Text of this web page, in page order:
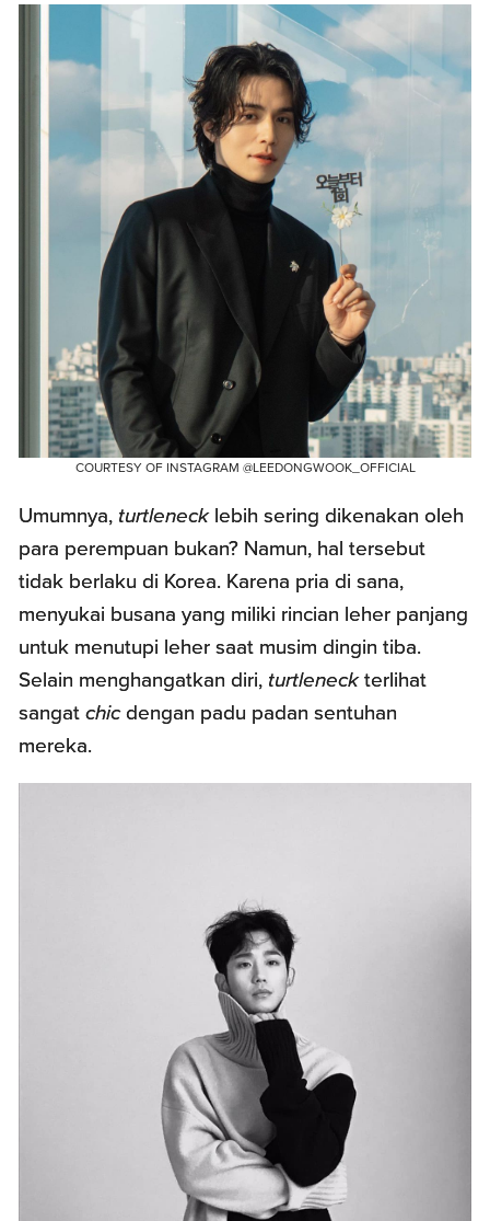
COURTESY OF INSTAGRAM @LEEDONGWOOK_OFFICIAL
Umumnya, turtlenecklebih sering dikenakan oleh
para perempuan bukan? Namun, hal tersebut
tidak berlaku di Korea. Karena pria di sana,
menyukai busana yang miliki rincian leher panjang
untuk menutupi leher saat musim dingin tiba.
Selain menghangatkan diri, turtleneckterlihat
sangatchicdengan padu padan sentuhan
mereka.